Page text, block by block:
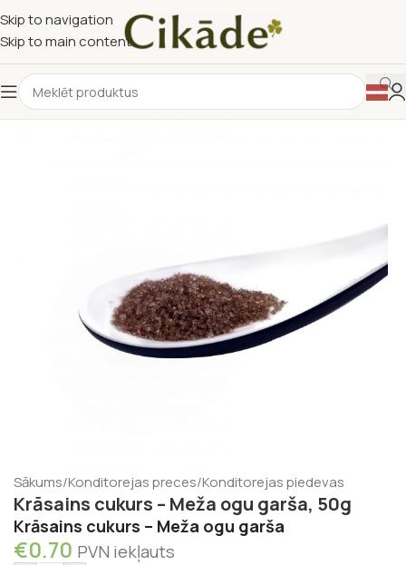
Skip to navigation
Skip to main content
Sākums/Konditorejas preces/Konditorejas piedevas
Krāsains cukurs – Meža ogu garša, 50g
Krāsains cukurs – Meža ogu garša
€0.70 PVN iekļauts